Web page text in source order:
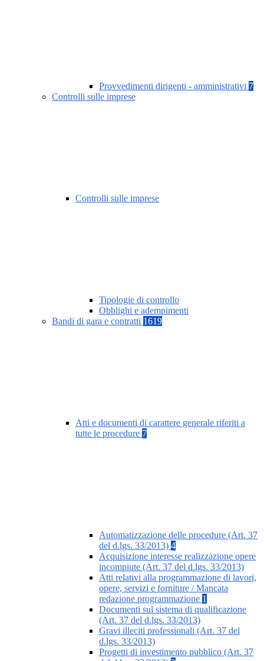
Provvedimenti dirigenti - amministrativi 7
Controlli sulle imprese
Controlli sulle imprese
Tipologie di controllo
Obblighi e adempimenti
Bandi di gara e contratti 1619
Atti e documenti di carattere generale riferiti a
tutte le procedure 7
Automatizzazione delle procedure (Art. 37
del d.lgs. 33/2013) 4
Acquisizione interesse realizzazione opere
incompiute (Art. 37 del d.lgs. 33/2013)
Atti relativi alla programmazione di lavori,
opere, servizi e forniture / Mancata
redazione programmazione 1
Documenti sul sistema di qualificazione
(Art. 37 del d.lgs. 33/2013)
Gravi illeciti professionali (Art. 37 del
d.lgs. 33/2013)
Progetti di investimento pubblico (Art. 37